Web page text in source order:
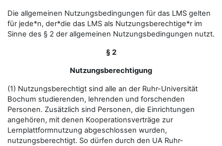
Die allgemeinen Nutzungsbedingungen für das LMS gelten
für jede*n, der*die das LMS als Nutzungsberechtige*r im
Sinne des § 2 der allgemeinen Nutzungsbedingungen nutzt.
§ 2
Nutzungsberechtigung
(1) Nutzungsberechtigt sind alle an der Ruhr-Universität
Bochum studierenden, lehrenden und forschenden
Personen. Zusätzlich sind Personen, die Einrichtungen
angehören, mit denen Kooperationsverträge zur
Lernplattformnutzung abgeschlossen wurden,
nutzungsberechtigt. So dürfen durch den UA Ruhr-